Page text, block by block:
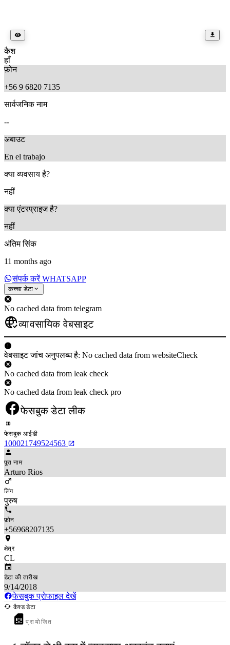
कैश
हाँ
फ़ोन
+56 9 6820 7135
सार्वजनिक नाम
--
अबाउट
En el trabajo
क्या व्यवसाय है?
नहीं
क्या एंटरप्राइज है?
नहीं
अंतिम सिंक
11 months ago
संपर्क करें WHATSAPP
कच्चा डेटा
No cached data from telegram
व्यावसायिक वेबसाइट
वेबसाइट जांच अनुपलब्ध है: No cached data from websiteCheck
No cached data from leak check
No cached data from leak check pro
फेसबुक डेटा लीक
फेसबुक आईडी
100021749524563
पूरा नाम
Arturo Rios
लिंग
पुरुष
फ़ोन
+56968207135
क्षेत्र
CL
डेटा की तारीख
9/14/2018
फेसबुक प्रोफाइल देखें
कैश्ड डेटा
प्रायोजित